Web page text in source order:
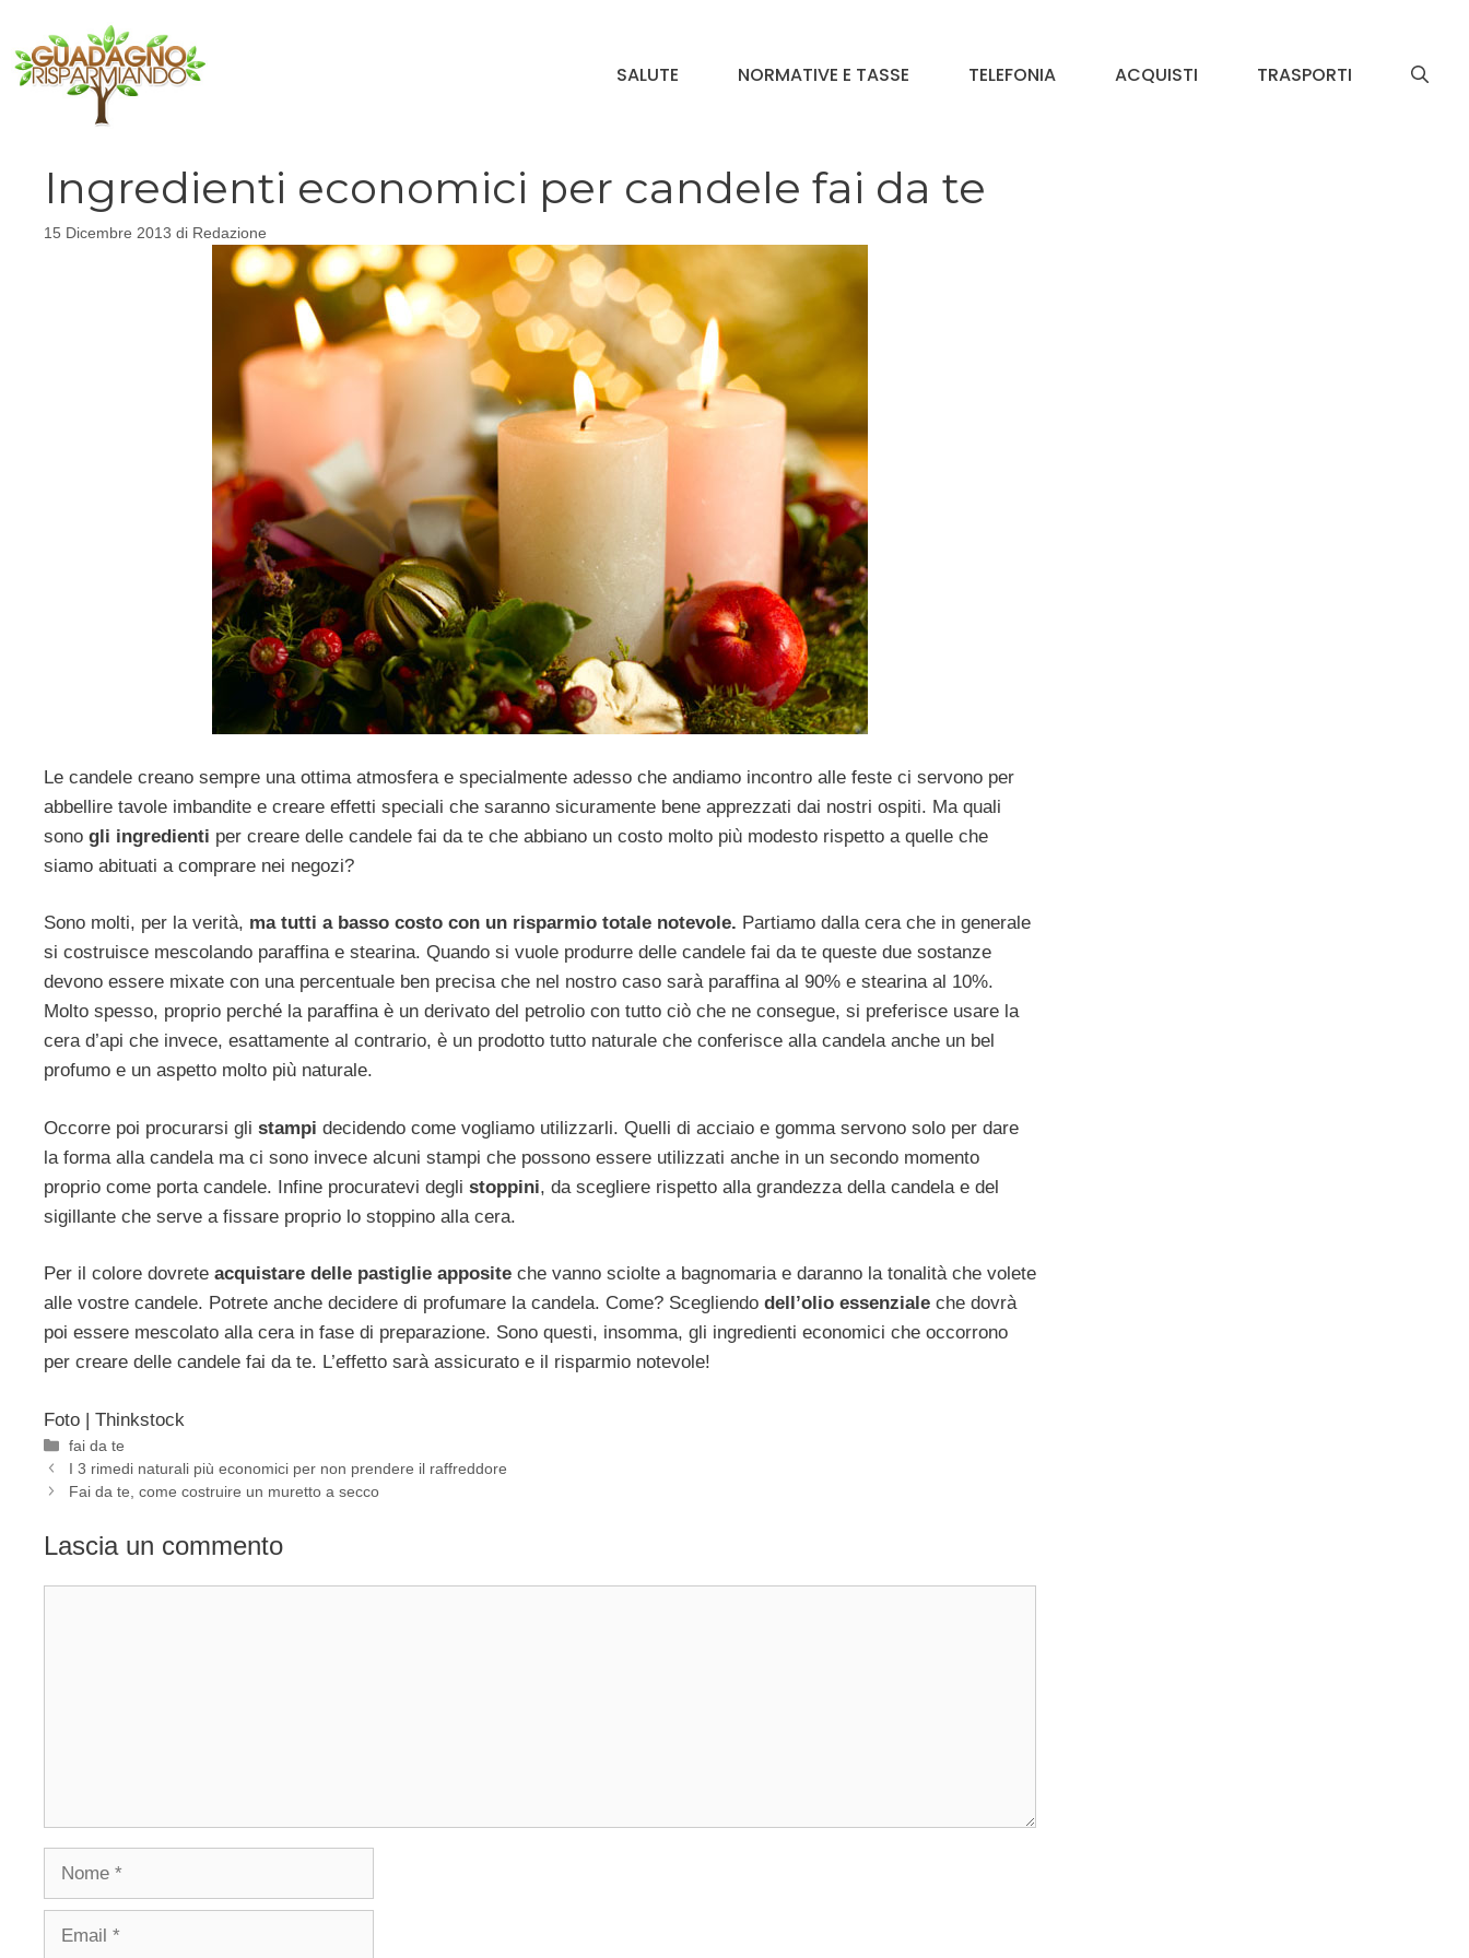
contenuto
SALUTE NORMATIVE E TASSE TELEFONIA ACQUISTI TRASPORTI
Ingredienti economici per candele fai da te
15 Dicembre 2013 di Redazione
Le candele creano sempre una ottima atmosfera e specialmente adesso che andiamo incontro alle feste ci servono per
abbellire tavole imbandite e creare effetti speciali che saranno sicuramente bene apprezzati dai nostri ospiti. Ma quali
sono gli ingredienti per creare delle candele fai da te che abbiano un costo molto più modesto rispetto a quelle che
siamo abituati a comprare nei negozi?
Sono molti, per la verità, ma tutti a basso costo con un risparmio totale notevole. Partiamo dalla cera che in generale
si costruisce mescolando paraffina e stearina. Quando si vuole produrre delle candele fai da te queste due sostanze
devono essere mixate con una percentuale ben precisa che nel nostro caso sarà paraffina al 90% e stearina al 10%.
Molto spesso, proprio perché la paraffina è un derivato del petrolio con tutto ciò che ne consegue, si preferisce usare la
cera d’api che invece, esattamente al contrario, è un prodotto tutto naturale che conferisce alla candela anche un bel
profumo e un aspetto molto più naturale.
Occorre poi procurarsi gli stampi decidendo come vogliamo utilizzarli. Quelli di acciaio e gomma servono solo per dare
la forma alla candela ma ci sono invece alcuni stampi che possono essere utilizzati anche in un secondo momento
proprio come porta candele. Infine procuratevi degli stoppini, da scegliere rispetto alla grandezza della candela e del
sigillante che serve a fissare proprio lo stoppino alla cera.
Per il colore dovrete acquistare delle pastiglie apposite che vanno sciolte a bagnomaria e daranno la tonalità che volete
alle vostre candele. Potrete anche decidere di profumare la candela. Come? Scegliendo dell’olio essenziale che dovrà
poi essere mescolato alla cera in fase di preparazione. Sono questi, insomma, gli ingredienti economici che occorrono
per creare delle candele fai da te. L’effetto sarà assicurato e il risparmio notevole!
Foto | Thinkstock
Categorie
fai da te
I 3 rimedi naturali più economici per non prendere il raffreddore
Fai da te, come costruire un muretto a secco
Lascia un commento
Nome
Email